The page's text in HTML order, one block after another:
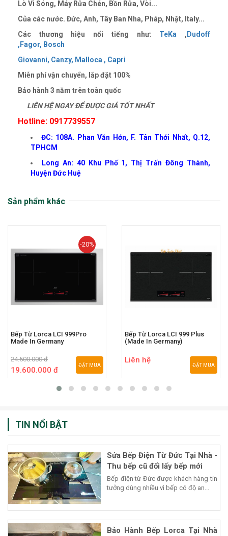
Lò Vi Sóng, Máy Rửa Chén, Bồn Rửa, Vòi...
Của các nước. Đức, Anh, Tây Ban Nha, Pháp, Nhật, Italy...
Các thương hiệu nổi tiếng như: TeKa , Dudoff
, Fagor, Bosch
Giovanni, Canzy, Malloca , Capri
Miễn phí vận chuyển, lắp đặt 100%
Bảo hành 3 năm trên toàn quốc
LIÊN HỆ NGAY ĐỂ ĐƯỢC GIÁ TỐT NHẤT
Hotline: 0917739557
ĐC: 108A. Phan Văn Hớn, F. Tân Thới Nhất, Q.12,
TPHCM
Long An: 40 Khu Phố 1, Thị Trấn Đông Thành,
Huyện Đức Huệ
Sản phẩm khác
-20%
Bếp Từ Lorca LCI 999Pro
Made In Germany
24.500.000 đ
19.600.000 đ
ĐẶT MUA
Bếp Từ Lorca LCI 999 Plus
(Made In Germany)
Liên hệ
ĐẶT MUA
TIN NỔI BẬT
Sửa Bếp Điện Từ Đức Tại Nhà -
Thu bếp cũ đổi lấy bếp mới
Bếp điện từ Đức được khách hàng tin
tưởng dùng nhiều vì bếp có độ an...
Bảo Hành Bếp Lorca Tại Nhà